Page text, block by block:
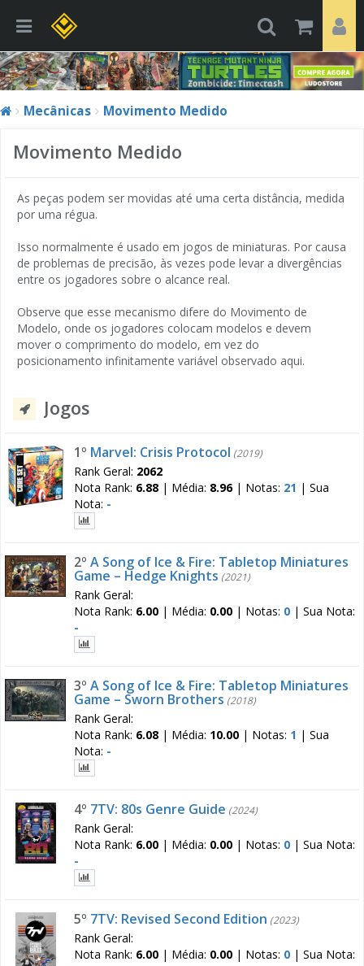
Mecânicas Movimento Medido
Movimento Medido
As peças podem ser movidas até uma certa distância, medida
por uma régua.
Isso normalmente é usado em jogos de miniaturas. Por causa
de problemas de precisão, às vezes pode levar a divergências
entre os jogadores sobre o alcance real.
Observe que esse mecanismo difere do Movimento de
Modelo, onde os jogadores colocam modelos e devem
mover o comprimento do modelo, em vez do
posicionamento infinitamente variável observado aqui.
Jogos
1º Marvel: Crisis Protocol (2019)
Rank Geral: 2062
Nota Rank: 6.88 | Média: 8.96| Notas: 21 | Sua
Nota: -
2º A Song of Ice & Fire: Tabletop Miniatures
Game – Hedge Knights (2021)
Rank Geral:
Nota Rank: 6.00 | Média: 0.00 | Notas: 0 | Sua Nota:
-
3º A Song of Ice & Fire: Tabletop Miniatures
Game – Sworn Brothers (2018)
Rank Geral:
Nota Rank: 6.08 | Média: 10.00 | Notas: 1 | Sua
Nota: -
4º 7TV: 80s Genre Guide (2024)
Rank Geral:
Nota Rank: 6.00 | Média: 0.00 | Notas: 0 | Sua Nota:
-
5º 7TV: Revised Second Edition (2023)
Rank Geral:
Nota Rank: 6.00 | Média: 0.00 | Notas: 0 | Sua Nota: